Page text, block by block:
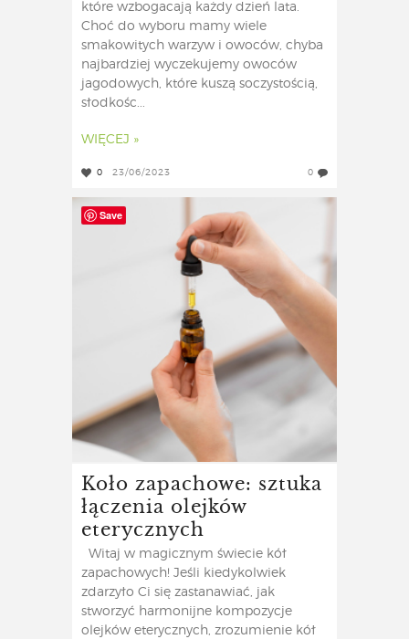
które wzbogacają każdy dzień lata.
Choć do wyboru mamy wiele
smakowitych warzyw i owoców, chyba
najbardziej wyczekujemy owoców
jagodowych, które kuszą soczystością,
słodkośc...
WIĘCEJ »
0 23/06/2023 0
Koło zapachowe: sztuka
łączenia olejków
eterycznych
Witaj w magicznym świecie kół
zapachowych! Jeśli kiedykolwiek
zdarzyło Ci się zastanawiać, jak
stworzyć harmonijne kompozycje
olejków eterycznych, zrozumienie kół
Save